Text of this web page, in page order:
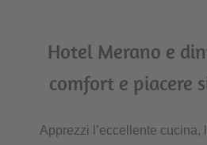
Hotel Merano e
comfort e piacere
Apprezzi l’eccellente cucina,